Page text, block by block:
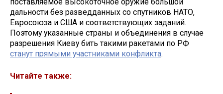
поставляемое высокоточное оружие большой
дальности без разведданных со спутников НАТО,
Евросоюза и США и соответствующих заданий.
Поэтому указанные страны и объединения в случае
разрешения Киеву бить такими ракетами по РФ
станут прямыми участниками конфликта.
Читайте также: